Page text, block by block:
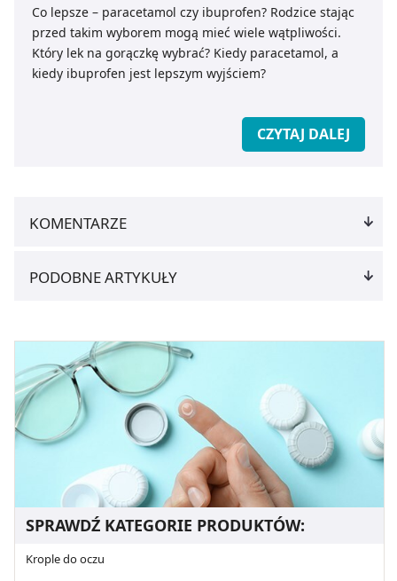
SPRAWDŹ KATEGORIE PRODUKTÓW:
Krople do oczu
Co lepsze – paracetamol czy ibuprofen? Rodzice stając
przed takim wyborem mogą mieć wiele wątpliwości.
Który lek na gorączkę wybrać? Kiedy paracetamol, a
kiedy ibuprofen jest lepszym wyjściem?
CZYTAJ DALEJ
KOMENTARZE
PODOBNE ARTYKUŁY